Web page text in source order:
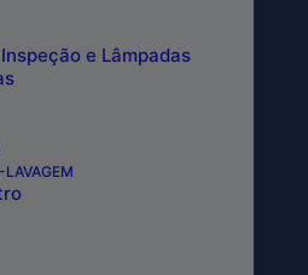
e Lâmpadas